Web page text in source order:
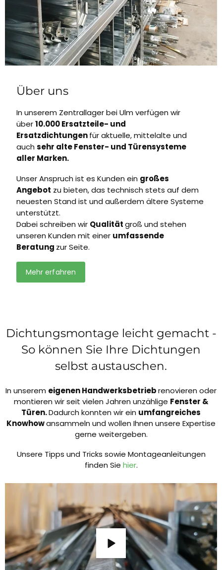
Über uns
In unserem Zentrallager bei Ulm verfügen wir
über10.000 Ersatzteile- und
Ersatzdichtungenfür aktuelle, mittelalte und
auch sehr alte Fenster- und Türensysteme
aller Marken.
Unser Anspruch ist es Kunden ein großes
Angebot zu bieten, das technisch stets auf dem
neuesten Stand ist und außerdem ältere Systeme
unterstützt.
Dabei schreiben wir Qualitätgroß und stehen
unseren Kunden mit einer umfassende
Beratung zur Seite.
Mehr erfahren
Dichtungsmontage leicht gemacht -
So können Sie Ihre Dichtungen
selbst austauschen.
In unserem eigenen Handwerksbetriebrenovieren oder
montieren wir seit vielen Jahren unzählige Fenster &
Türen.Dadurch konnten wir ein umfangreiches
Knowhowansammeln und wollen Ihnen unsere Expertise
gerne weitergeben.
Unsere Tipps und Tricks sowie Montageanleitungen
finden Sie hier.